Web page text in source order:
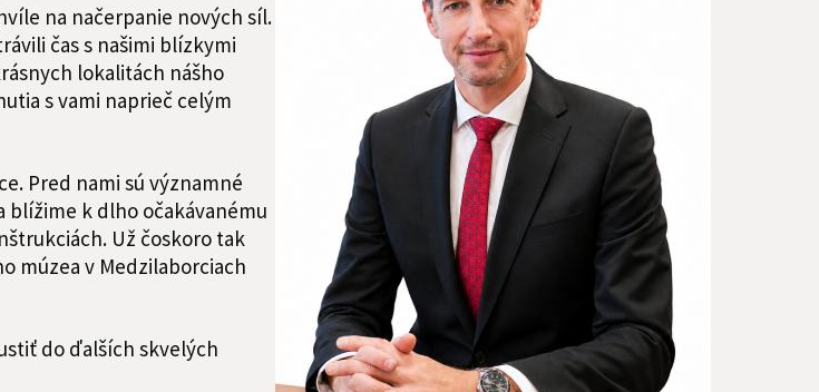
na načerpanie nových síl.
čas s našimi blízkymi
lokalitách nášho
s vami naprieč celým
Pred nami sú významné
blížime k dlho očakávanému
Už čoskoro tak
múzea v Medzilaborciach
do ďalších skvelých